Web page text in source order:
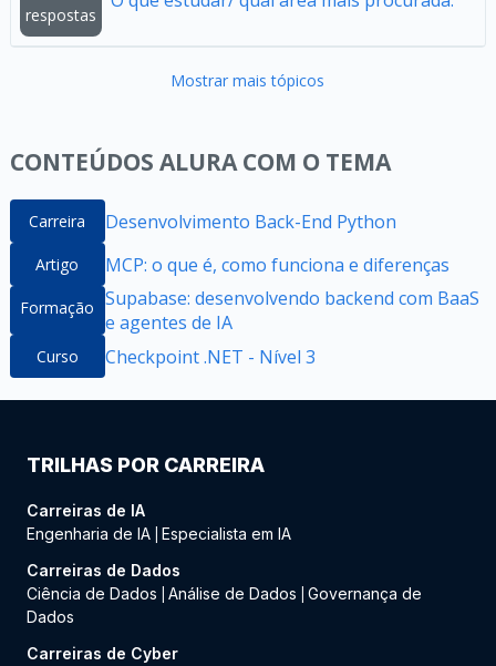
respostas
Mostrar mais tópicos
CONTEÚDOS ALURA COM O TEMA
Carreira Desenvolvimento Back-End Python
Artigo MCP: o que é, como funciona e diferenças
Formação Supabase: desenvolvendo backend com BaaS
e agentes de IA
Curso Checkpoint .NET - Nível 3
TRILHAS POR CARREIRA
Carreiras de IA
Engenharia de IA Especialista em IA
Carreiras de Dados
Ciência de Dados
Análise de Dados
Governança de
Dados
Carreiras de Cyber